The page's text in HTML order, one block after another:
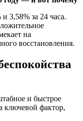
3,58% за 24 часа.
на
восстановления.
и быстрое
ключевой фактор,